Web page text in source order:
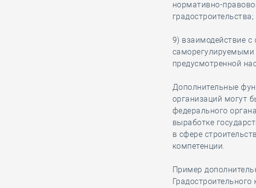
нормативно-
градостроительства;
9) взаимодействие
саморегулируемыми
предусмотренной
Дополнительные
организаций могут
федерального
выработке
в сфере
компетенции.
Пример